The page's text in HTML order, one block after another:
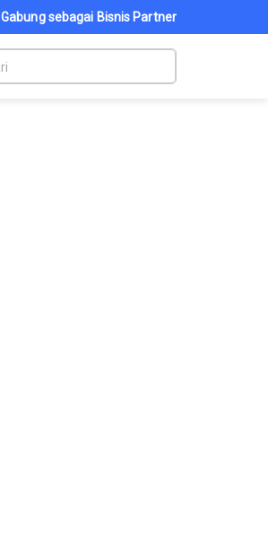
Gabung sebagai Bisnis Partner